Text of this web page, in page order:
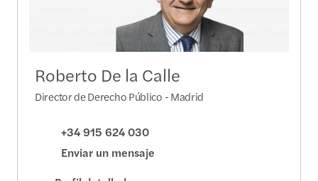
Roberto De la Calle
Director de Derecho Público - Madrid
+34 915 624 030
Enviar un mensaje